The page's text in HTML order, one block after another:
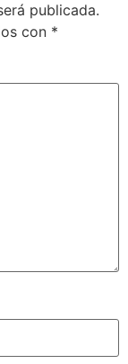
publicada.
con *